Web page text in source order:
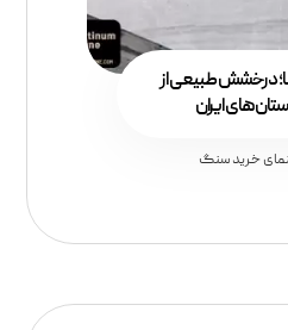
درخشش طبیعی از
ایران
خرید سنگ